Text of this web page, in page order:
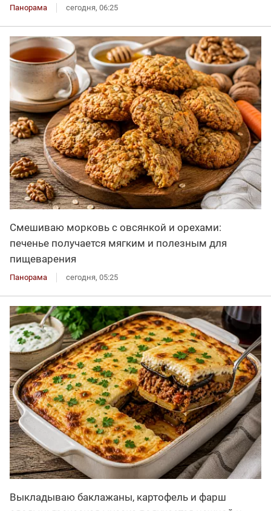
Панорама сегодня, 06:25
Смешиваю морковь с овсянкой и орехами:
печенье получается мягким и полезным для
пищеварения
Панорама сегодня, 05:25
Выкладываю баклажаны, картофель и фарш